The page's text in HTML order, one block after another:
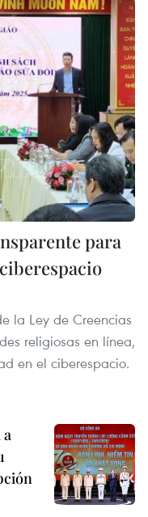
para
la Ley de Creencias
religiosas en línea,
en el ciberespacio.